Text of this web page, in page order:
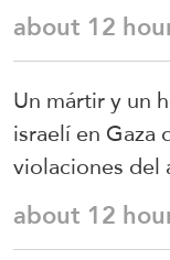
about 12
Un mártir y un
israelí en Gaza
violaciones
about 12